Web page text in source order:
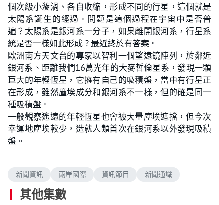
個次級小漩渦、各自收縮，形成不同的行星，這個就是
太陽系誕生的經過。問題是這個過程在宇宙中是否普
遍？太陽系是銀河系一分子，如果離開銀河系，行星系
統是否一樣如此形成？最近終於有答案。
歐洲南方天文台的專家以智利一個望遠鏡陣列，於鄰近
銀河系、距離我們16萬光年的大麥哲倫星系，發現一顆
巨大的年輕恆星，它擁有自己的吸積盤，當中有行星正
在形成，雖然塵埃成分和銀河系不一樣，但的確是同一
種吸積盤。
一般觀察遙遠的年輕恆星也會被大量塵埃遮擋，但今次
幸運地塵埃較少，造就人類首次在銀河系以外發現吸積
盤。
新聞資訊 兩岸國際 資訊節目 新聞通識
其他集數